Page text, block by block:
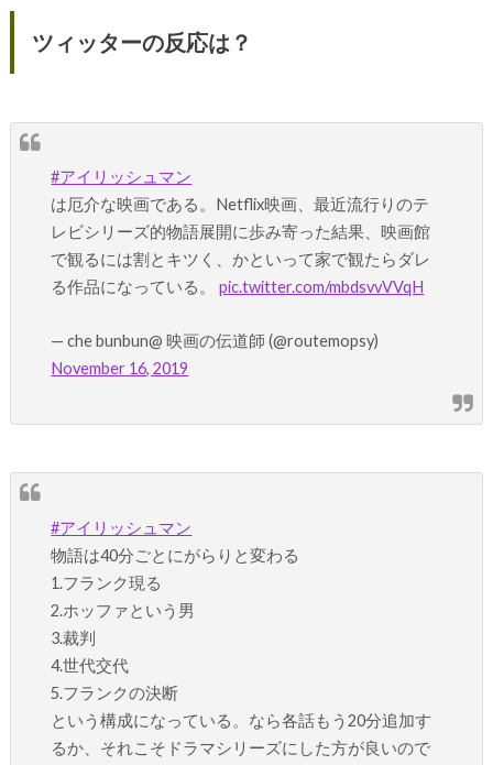
ツィッターの反応は？
#アイリッシュマン
は厄介な映画である。Netflix映画、最近流行りのテ
レビシリーズ的物語展開に歩み寄った結果、映画館
で観るには割とキツく、かといって家で観たらダレ
る作品になっている。pic.twitter.com/mbdsvvVVqH
— che bunbun@ 映画の伝道師 (@routemopsy)
November 16, 2019
#アイリッシュマン
物語は40分ごとにがらりと変わる
1.フランク現る
2.ホッファという男
3.裁判
4.世代交代
5.フランクの決断
という構成になっている。なら各話もう20分追加す
るか、それこそドラマシリーズにした方が良いので